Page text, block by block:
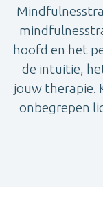
hoofd en het
de intuitie,
jouw therapie.
onbegrepen